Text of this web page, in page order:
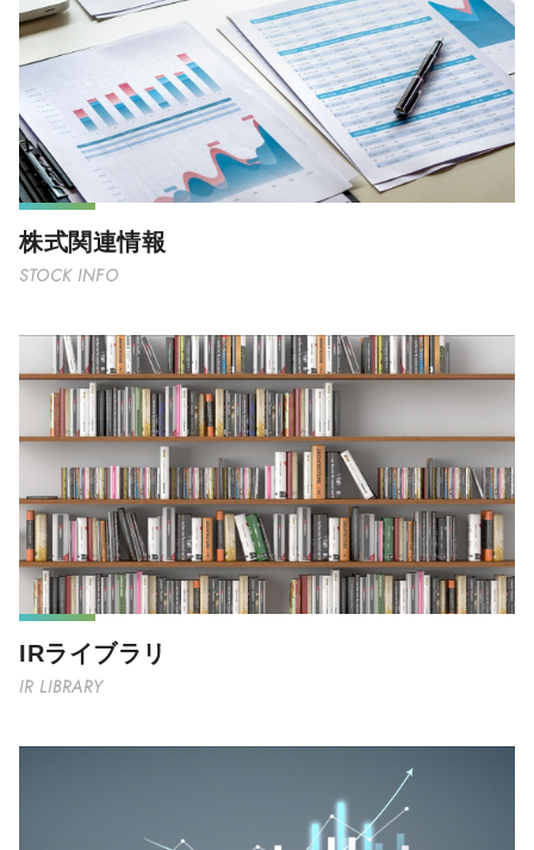
株式関連情報
STOCK INFO
IRライブラリ
IR LIBRARY